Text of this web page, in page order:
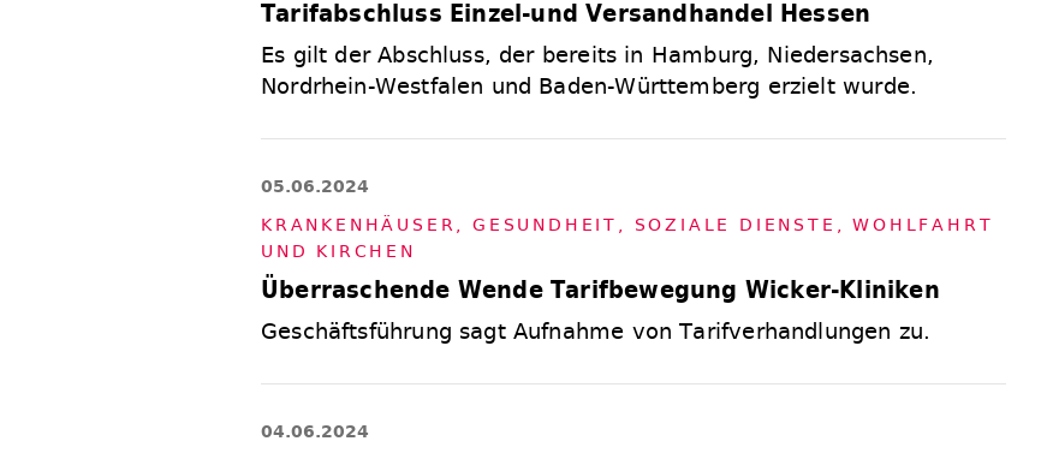
Tarifabschluss Einzel-und Versandhandel Hessen
Es gilt der Abschluss, der bereits in Hamburg, Niedersachsen,
Nordrhein-Westfalen und Baden-Württemberg erzielt wurde.
05.06.2024
KRAN­KEN­HÄU­SER
,GE­SUND­HEIT, SO­ZIA­LE DIENS­TE, WOHL­FAHRT
UND KIR­CHEN
Überraschende Wende Tarifbewegung Wicker-Kliniken
Geschäftsführung sagt Aufnahme von Tarifverhandlungen zu.
04.06.2024